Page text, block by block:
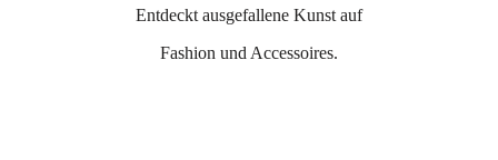
Entdeckt ausgefallene Kunst auf
Fashion und Accessoires.